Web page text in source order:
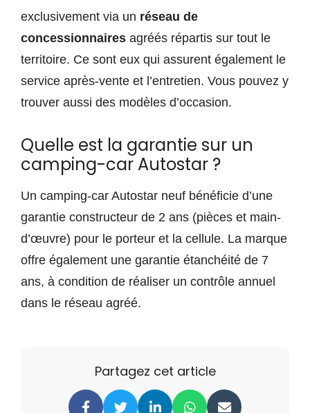
exclusivement via un réseau de
concessionnaires agréés répartis sur tout le
territoire. Ce sont eux qui assurent également le
service après-vente et l’entretien. Vous pouvez y
trouver aussi des modèles d’occasion.
Quelle est la garantie sur un
camping-car Autostar ?
Un camping-car Autostar neuf bénéficie d’une
garantie constructeur de 2 ans (pièces et main-
d’œuvre) pour le porteur et la cellule. La marque
offre également une garantie étanchéité de 7
ans, à condition de réaliser un contrôle annuel
dans le réseau agréé.
Partagez cet article